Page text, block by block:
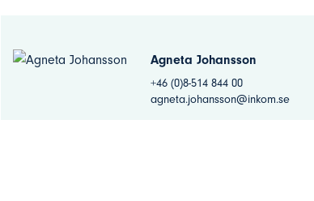
Agneta Johansson
+46 (0)8-514 844 00
agneta.johansson@inkom.se